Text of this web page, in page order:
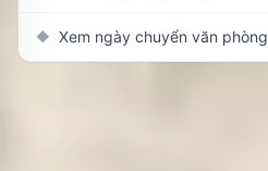
◆ Xem ngày chuyển văn phòng